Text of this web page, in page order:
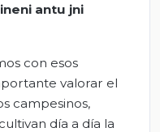
antu jni
con esos
valorar el
campesinos,
día a día la